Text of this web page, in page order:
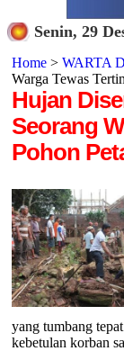
Senin, 29
Home> WARTA
Warga Tewas
Hujan
Seorang
Pohon
yang tumbang
kebetulan korban